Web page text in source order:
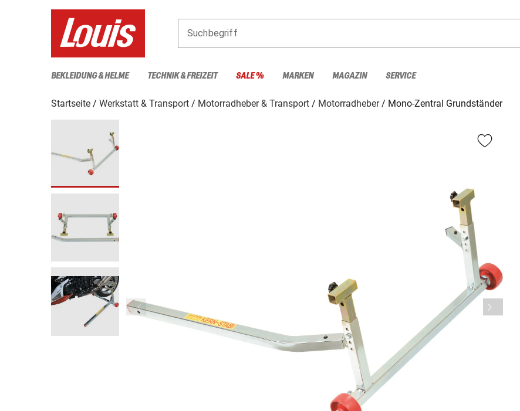
Suchbegriff
BEKLEIDUNG & HELME TECHNIK & FREIZEIT SALE % MARKEN MAGAZIN SERVICE
Startseite Werkstatt & Transport Motorradheber & Transport Motorradheber
Mono-Zentral Grundständer